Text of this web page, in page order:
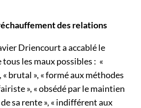
des relations
Driencourt a accablé le
les maux possibles : «
brutal », « formé aux méthodes
», « obsédé par le maintien
sa rente », « indifférent aux